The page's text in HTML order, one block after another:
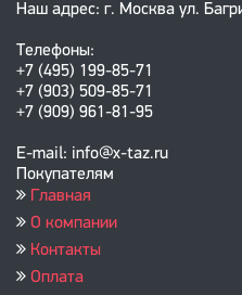
Наш адрес: г. Москва ул.
Телефоны:
+7 (495) 199-85-71
+7 (903) 509-85-71
+7 (909) 961-81-95
E-mail: info@x-taz.ru
Покупателям
Главная
О компании
Контакты
Оплата